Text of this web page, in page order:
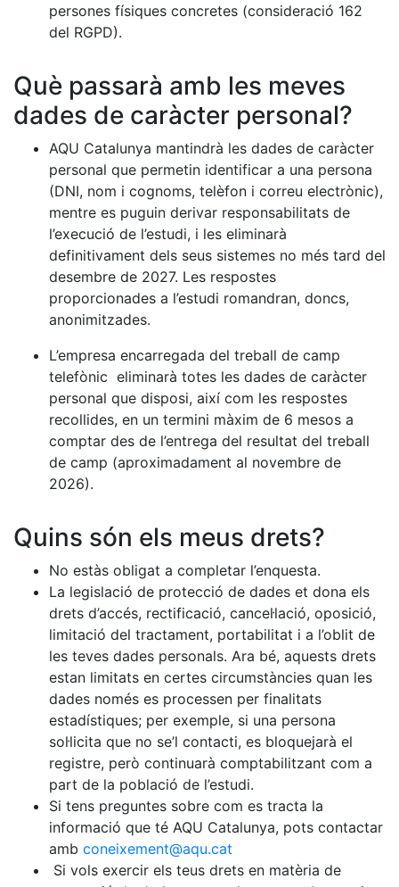
persones físiques concretes (consideració 162
del RGPD).
Què passarà amb les meves
dades de caràcter personal?
AQU Catalunya mantindrà les dades de caràcter
personal que permetin identificar a una persona
(DNI, nom i cognoms, telèfon i correu electrònic),
mentre es puguin derivar responsabilitats de
l’execució de l’estudi, i les eliminarà
definitivament dels seus sistemes no més tard del
desembre de 2027. Les respostes
proporcionades a l’estudi romandran, doncs,
anonimitzades.
L’empresa encarregada del treball de camp
telefònic eliminarà totes les dades de caràcter
personal que disposi, així com les respostes
recollides, en un termini màxim de 6 mesos a
comptar des de l’entrega del resultat del treball
de camp (aproximadament al novembre de
2026).
Quins són els meus drets?
No estàs obligat a completar l’enquesta.
La legislació de protecció de dades et dona els
drets d’accés, rectificació, cancel·lació, oposició,
limitació del tractament, portabilitat i a l’oblit de
les teves dades personals. Ara bé, aquests drets
estan limitats en certes circumstàncies quan les
dades només es processen per finalitats
estadístiques; per exemple, si una persona
sol·licita que no se’l contacti, es bloquejarà el
registre, però continuarà comptabilitzant com a
part de la població de l’estudi.
Si tens preguntes sobre com es tracta la
informació que té AQU Catalunya, pots contactar
amb coneixement@aqu.cat
Si vols exercir els teus drets en matèria de